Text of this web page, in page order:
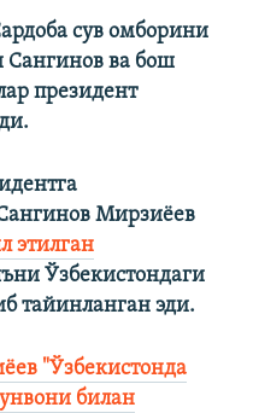
сув омборини
Сангинов ва бош
президент
Мирзиëев
этилган
Ўзбекистондаги
тайинланган эди.
"Ўзбекистонда
билан